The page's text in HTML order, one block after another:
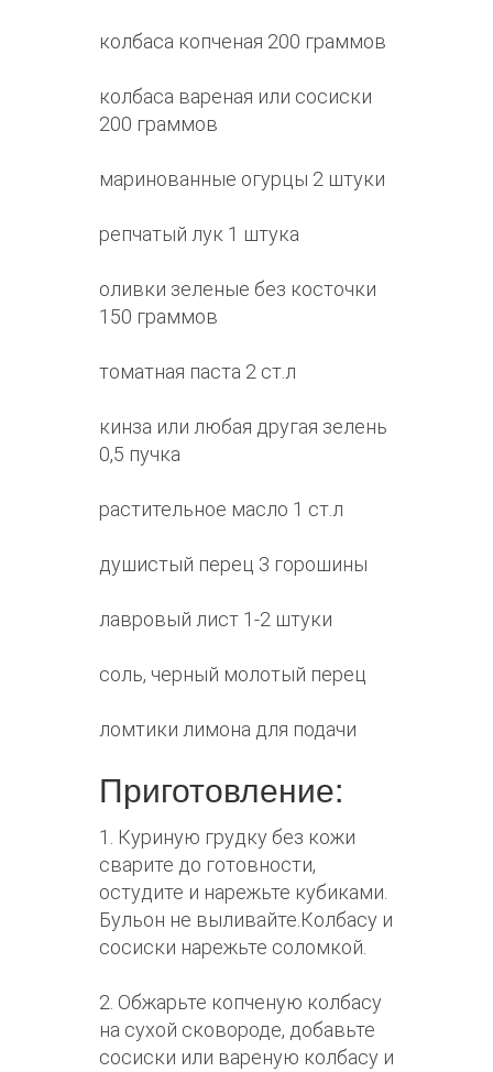
колбаса копченая 200 граммов
колбаса вареная или сосиски
200 граммов
маринованные огурцы 2 штуки
репчатый лук 1 штука
оливки зеленые без косточки
150 граммов
томатная паста 2 ст.л
кинза или любая другая зелень
0,5 пучка
растительное масло 1 ст.л
душистый перец 3 горошины
лавровый лист 1-2 штуки
соль, черный молотый перец
ломтики лимона для подачи
Приготовление:
1. Куриную грудку без кожи
сварите до готовности,
остудите и нарежьте кубиками.
Бульон не выливайте.Колбасу и
сосиски нарежьте соломкой.
2. Обжарьте копченую колбасу
на сухой сковороде, добавьте
сосиски или вареную колбасу и